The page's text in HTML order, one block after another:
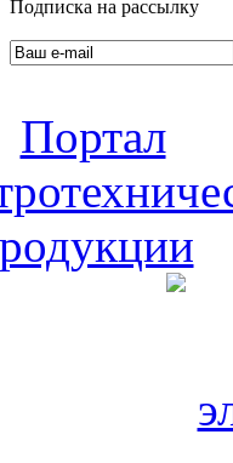
Подписка на рассылку